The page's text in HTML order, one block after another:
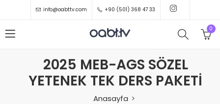
info@oabttv.com +90 (501) 368 47 33
0
2025 MEB-AGS SÖZEL
YETENEK TEK DERS PAKETİ
Anasayfa